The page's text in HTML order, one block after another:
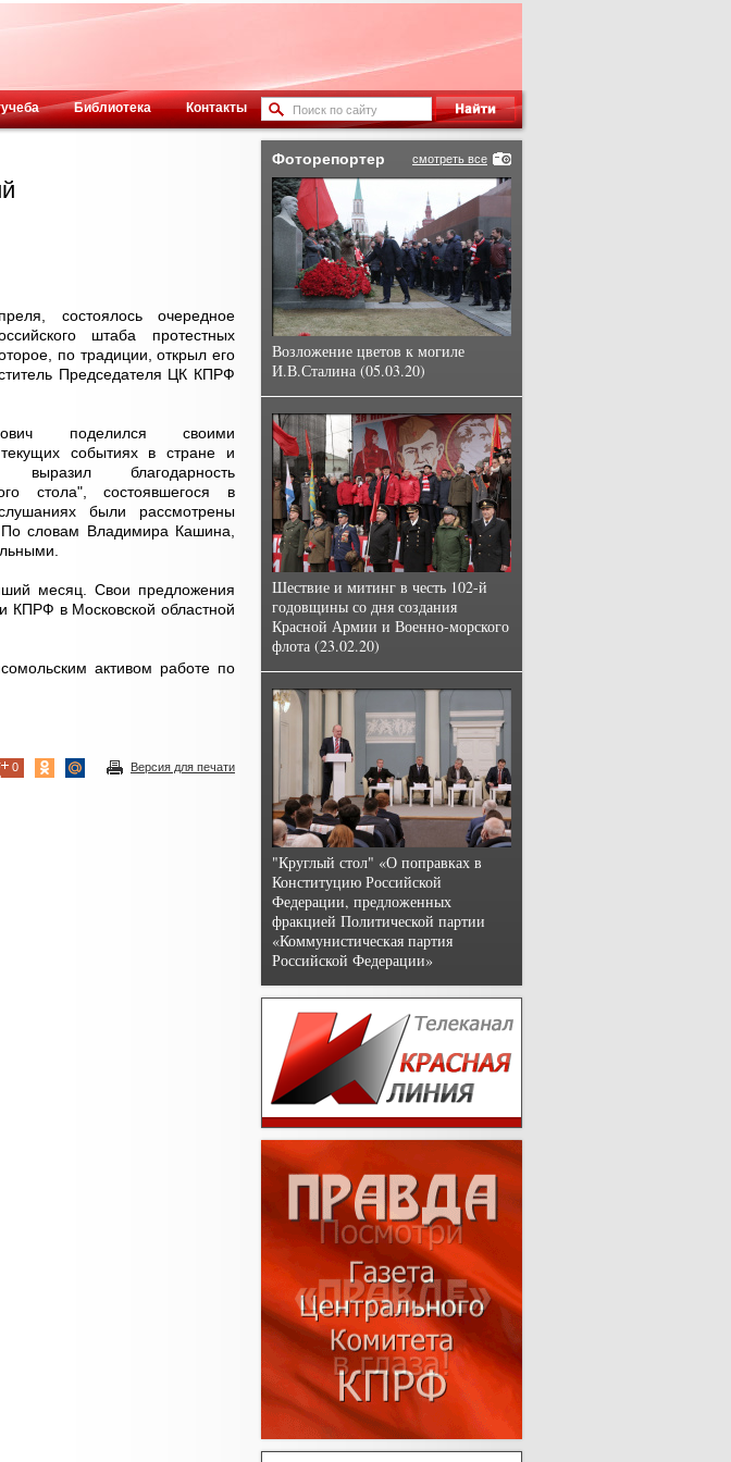
Библиотека Контакты
состоялось очередное
штаба протестных
по традиции, открыл его
Председателя ЦК КПРФ
поделился своими
событиях в стране и
благодарность
стола", состоявшегося в
были рассмотрены
словам Владимира Кашина,
месяц. Свои предложения
КПРФ в Московской областной
активом работе по
Версия для печати
0
смотреть все
Фоторепортер
Возложение цветов к могиле
И.В.Сталина (05.03.20)
Шествие и митинг в честь 102-й
годовщины со дня создания
Красной Армии и Военно-морского
флота (23.02.20)
"Круглый стол" «О поправках в
Конституцию Российской
Федерации, предложенных
фракцией Политической партии
«Коммунистическая партия
Российской Федерации»